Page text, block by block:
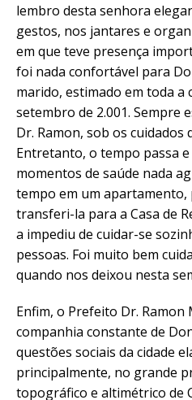
lembro desta senhora
gestos, nos jantares e
em que teve presença
foi nada confortável para
marido, estimado em toda a
setembro de 2.001. Sempre
Dr. Ramon, sob os cuidados
Entretanto, o tempo passa
momentos de saúde nada
tempo em um apartamento,
transferi-la para a Casa de
a impediu de cuidar-se
pessoas. Foi muito bem
quando nos deixou nesta
Enfim, o Prefeito Dr. Ramon
companhia constante de
questões sociais da cidade
principalmente, no grande
topográfico e altimétrico de